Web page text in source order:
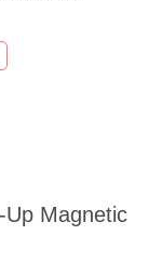
Up Magnetic